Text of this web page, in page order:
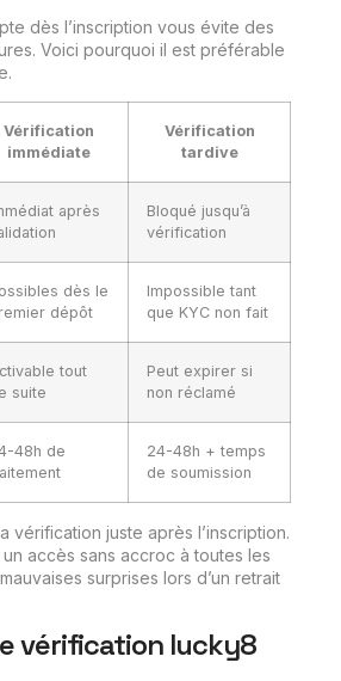
dès l’inscription vous évite des
Voici pourquoi il est préférable
Vérification
immédiate
Vérification
tardive
après
Bloqué jusqu’à
vérification
dès le
dépôt
Impossible tant
que KYC non fait
tout
suite
Peut expirer si
non réclamé
48h de
24-48h + temps
de soumission
vérification juste après l’inscription.
accès sans accroc à toutes les
surprises lors d’un retrait
vérification lucky8